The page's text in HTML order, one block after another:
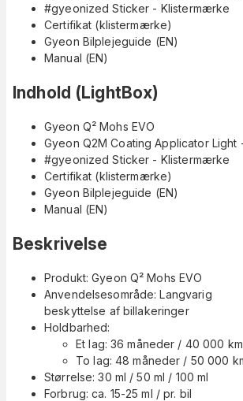
#gyeonized Sticker - Klistermærke
Certifikat (klistermærke)
Gyeon Bilplejeguide (EN)
Manual (EN)
Indhold (LightBox)
Gyeon Q² Mohs EVO
Gyeon Q2M Coating Applicator Light
#gyeonized Sticker - Klistermærke
Certifikat (klistermærke)
Gyeon Bilplejeguide (EN)
Manual (EN)
Beskrivelse
Produkt: Gyeon Q² Mohs EVO
Anvendelsesområde: Langvarig
beskyttelse af billakeringer
Holdbarhed:
Et lag: 36 måneder / 40 000 km
To lag: 48 måneder / 50 000
Størrelse: 30 ml / 50 ml / 100 ml
Forbrug: ca. 15-25 ml / pr. bil